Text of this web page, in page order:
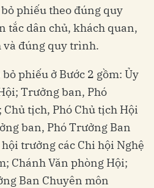
phiếu theo đúng quy
tắc dân chủ, khách quan,
đúng quy trình.
phiếu ở Bước 2 gồm: Ủy
Trưởng ban, Phó
tịch, Phó Chủ tịch Hội
ban, Phó Trưởng Ban
trưởng các Chi hội Nghệ
Chánh Văn phòng Hội;
Ban Chuyên môn